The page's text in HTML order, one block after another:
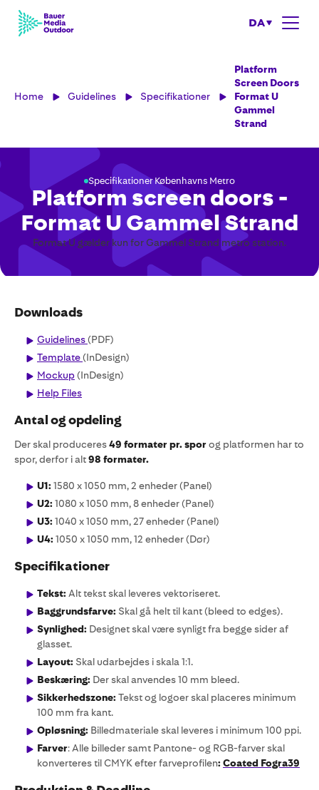
DA
Home Guidelines Specifikationer
Platform
Screen Doors
Format U
Gammel
Strand
Specifikationer Københavns Metro
Platform screen doors -
Format U Gammel Strand
Format U gælder kun for Gammel Strand metro station.
Downloads
Guidelines(PDF)
Template(InDesign)
Mockup(InDesign)
Help Files
Antal og opdeling
Der skal produceres49 formater pr. sporog platformen har to
spor, derfor i alt98 formater.
U1:1580 x 1050 mm, 2 enheder (Panel)
U2:1080 x 1050 mm, 8 enheder (Panel)
U3:1040 x 1050 mm, 27 enheder (Panel)
U4:1050 x 1050 mm, 12 enheder (Dør)
Specifikationer
Tekst: Alt tekst skal leveres vektoriseret.
Baggrundsfarve: Skal gå helt til kant (bleed to edges).
Synlighed: Designet skal være synligt fra begge sider af
glasset.
Layout: Skal udarbejdes i skala 1:1.
Beskæring: Der skal anvendes 10 mm bleed.
Sikkerhedszone:Tekst og logoer skal placeres minimum
100 mm fra kant.
Opløsning: Billedmateriale skal leveres i minimum 100 ppi.
Farver: Alle billeder samt Pantone- og RGB-farver skal
konverteres til CMYK efter farveprofilen:Coated Fogra39